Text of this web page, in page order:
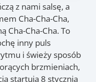
z nami salsę, a
Cha-Cha-Cha,
Cha-Cha-Cha. To
inny puls
i świeży sposób
brzmieniach,
startują 8 stycznia